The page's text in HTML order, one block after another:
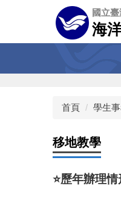
容
國立
海
首頁 學生
移地教學
⭐️歷年辦理情